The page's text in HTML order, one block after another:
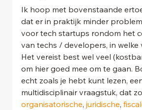
Ik hoop met bovenstaande
dat er in praktijk minder
voor tech startups rondom het
van techs / developers, in welke
Het vereist best wel veel
om hier goed mee om te gaan.
echt zoals je hebt kunt lezen,
multidisciplinair vraagstuk, dat
organisatorische, juridische,